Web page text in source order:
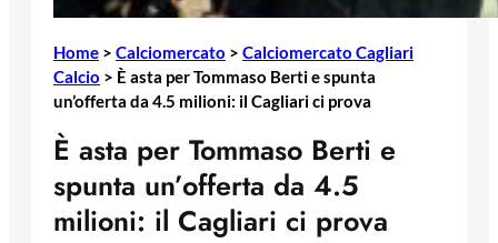
Home > Calciomercato > Calciomercato Cagliari
Calcio > È asta per Tommaso Berti e spunta
un’offerta da 4.5 milioni: il Cagliari ci prova
È asta per Tommaso Berti e
spunta un’offerta da 4.5
milioni: il Cagliari ci prova